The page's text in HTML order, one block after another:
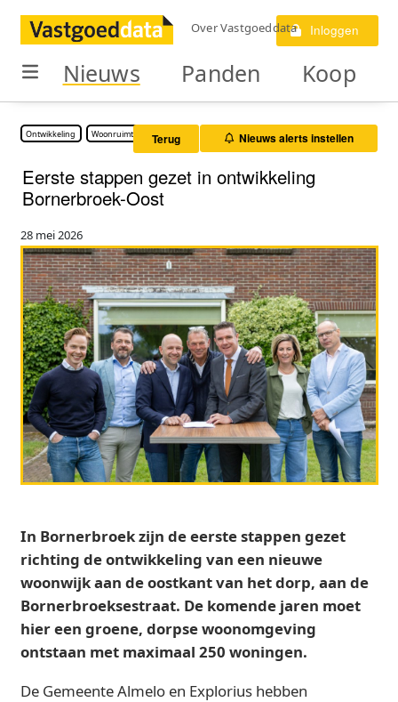
Over Vastgoeddata Inloggen
Nieuws Panden Koop
Ontwikkeling Woonruimte Terug Nieuws alerts instellen
Eerste stappen gezet in ontwikkeling
Bornerbroek-Oost
28 mei 2026
In Bornerbroek zijn de eerste stappen gezet
richting de ontwikkeling van een nieuwe
woonwijk aan de oostkant van het dorp, aan de
Bornerbroeksestraat. De komende jaren moet
hier een groene, dorpse woonomgeving
ontstaan met maximaal 250 woningen.
De Gemeente Almelo en Explorius hebben